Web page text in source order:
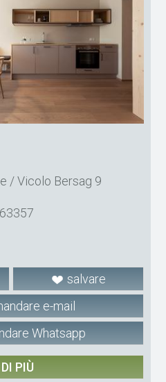
/ Vicolo Bersag 9
salvare
e-mail
Whatsapp
DI PIÙ